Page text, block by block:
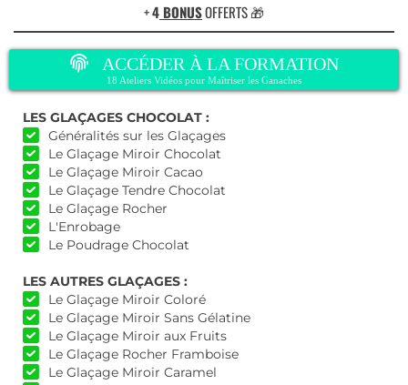
+4 BONUSOFFERTS 🎁
ACCÉDER À LA FORMATION
18 Ateliers Vidéos pour Maîtriser les Ganaches
LES GLAÇAGES CHOCOLAT :
Généralités sur les Glaçages
Le Glaçage Miroir Chocolat
Le Glaçage Miroir Cacao
Le Glaçage Tendre Chocolat
Le Glaçage Rocher
L'Enrobage
Le Poudrage Chocolat
LES AUTRES GLAÇAGES :
Le Glaçage Miroir Coloré
Le Glaçage Miroir Sans Gélatine
Le Glaçage Miroir aux Fruits
Le Glaçage Rocher Framboise
Le Glaçage Miroir Caramel